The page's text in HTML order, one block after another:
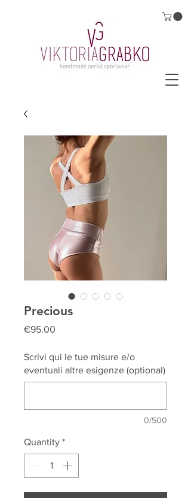
Precious
€95.00
Scrivi qui le tue misure e/o
eventuali altre esigenze (optional)
0/500
Quantity *